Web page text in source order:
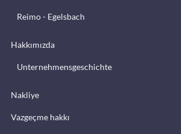
Reimo - Egelsbach
Hakkımızda
Unternehmensgeschichte
Nakliye
Vazgeçme hakkı